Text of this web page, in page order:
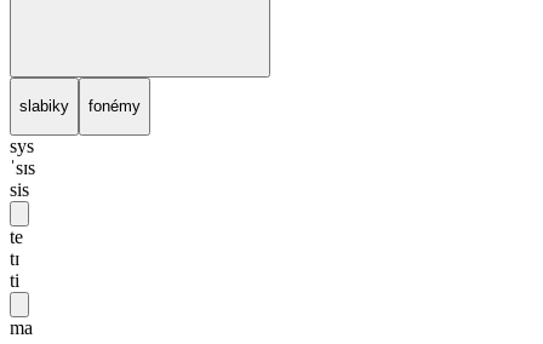
slabiky fonémy
sys
ˈsɪs
sis
te
tɪ
ti
ma